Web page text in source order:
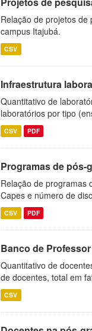
Relação de projetos
campus Itajubá.
CSV
Infraestrutura
Quantitativo de
laboratórios por tipo
CSV PDF
Programas de pós-
Relação de programas
Capes e número de
CSV PDF
Banco de
Quantitativo de
de docentes, total em
CSV